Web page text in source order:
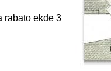
rabato ekde 3